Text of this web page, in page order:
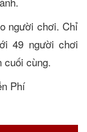
người chơi. Chỉ
49 người chơi
cuối cùng.
Phí